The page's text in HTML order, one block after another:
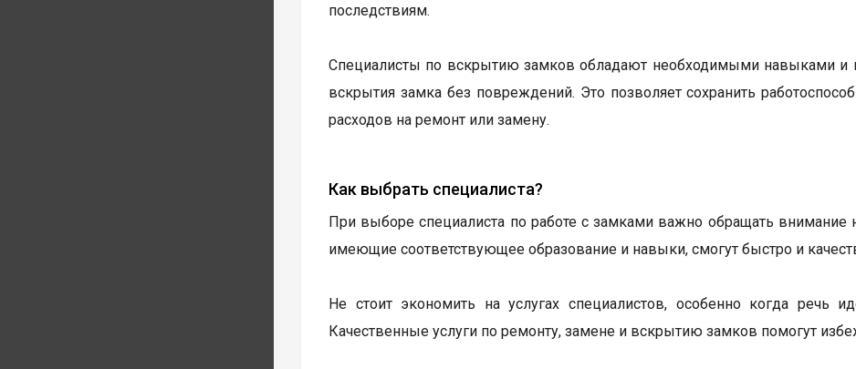
последствиям.
Специалисты по вскрытию замков обладают необходимыми навыками и
вскрытия замка без повреждений. Это позволяет сохранить
расходов на ремонт или замену.
Как выбрать специалиста?
При выборе специалиста по работе с замками важно обращать
имеющие соответствующее образование и навыки, смогут быстро и
Не стоит экономить на услугах специалистов, особенно когда речь
Качественные услуги по ремонту, замене и вскрытию замков помогут